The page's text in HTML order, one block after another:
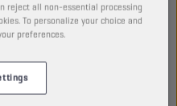
reject all non-essential processing
To personalize your choice and
preferences.